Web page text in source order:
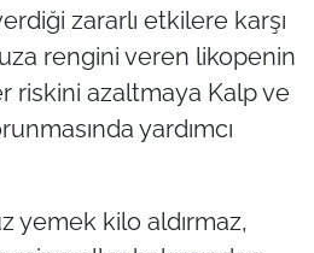
zararlı etkilere karşı
rengini veren likopenin
riskini azaltmaya Kalp ve
yardımcı
yemek kilo aldırmaz,